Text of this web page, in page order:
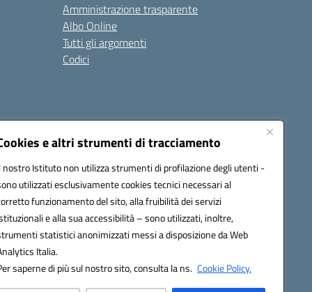
e altri strumenti di tracciamento
nostro Istituto non utilizza strumenti di profilazione degli utenti -
utilizzati esclusivamente cookies tecnici necessari al
funzionamento del sito, alla fruibilità dei servizi
e alla sua accessibilità – sono utilizzati, inoltre,
statistici anonimizzati messi a disposizione da Web
Italia.
saperne di più sul nostro sito, consulta la ns. Cookie Policy.
Amministrazione trasparente
Albo Online
Tutti gli argomenti
Codici
Seguici su: